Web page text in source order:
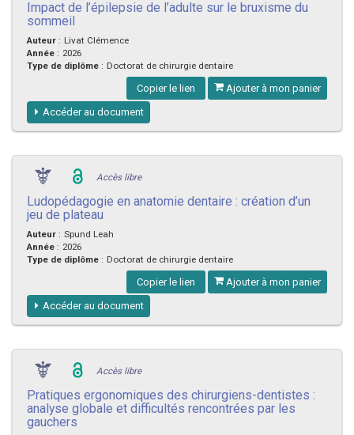
Impact de l’épilepsie de l’adulte sur le bruxisme du
sommeil
Auteur : Livat Clémence
Année : 2026
Type de diplôme : Doctorat de chirurgie dentaire
Copier le lien Ajouter à mon panier
Accéder au document
Accès libre
Ludopédagogie en anatomie dentaire : création d’un
jeu de plateau
Auteur : Spund Leah
Année : 2026
Type de diplôme : Doctorat de chirurgie dentaire
Copier le lien Ajouter à mon panier
Accéder au document
Accès libre
Pratiques ergonomiques des chirurgiens-dentistes :
analyse globale et difficultés rencontrées par les
gauchers